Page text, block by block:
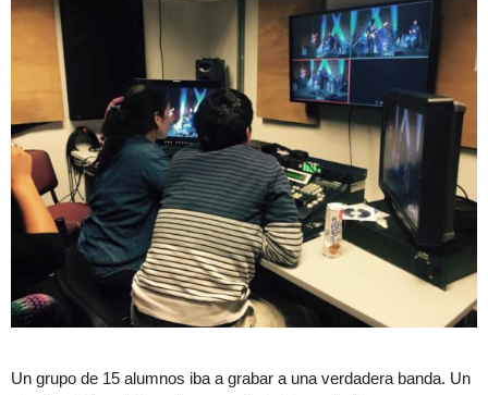
Un grupo de 15 alumnos iba a grabar a una verdadera banda. Un